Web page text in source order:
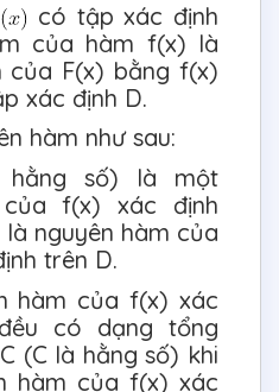
có tập xác định
của hàm f(x) là
của F(x) bằng f(x)
xác định D.
hàm như sau:
hằng số) là một
f(x) xác định
nguyên hàm của
trên D.
hàm của f(x) xác
có dạng tổng
(C là hằng số) khi
hàm của f(x) xác